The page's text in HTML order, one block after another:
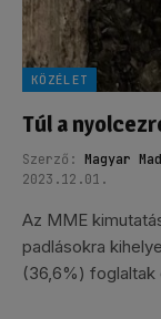
KÖZÉLET
Túl a
Szerző: Magyar
2023.12.01.
Az MME
padlásokra
(36,6%) foglaltak